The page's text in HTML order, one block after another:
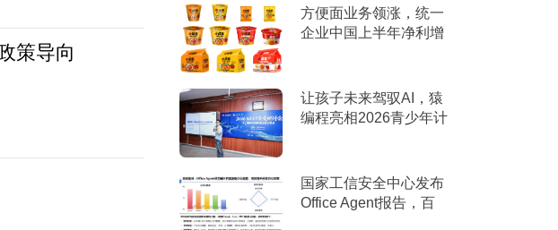
策导向
方便面业务领涨，统一
企业中国上半年净利增
让孩子未来驾驭AI，猿
编程亮相2026青少年计
国家工信安全中心发布
Office Agent报告，百